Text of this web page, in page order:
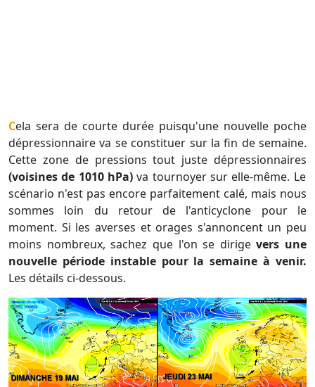
Cela sera de courte durée puisqu'une nouvelle poche
dépressionnaire va se constituer sur la fin de semaine.
Cette zone de pressions tout juste dépressionnaires
(voisines de 1010 hPa) va tournoyer sur elle-même. Le
scénario n'est pas encore parfaitement calé, mais nous
sommes loin du retour de l'anticyclone pour le
moment. Si les averses et orages s'annoncent un peu
moins nombreux, sachez que l'on se dirigevers une
nouvelle période instable pour la semaine à venir.
Les détails ci-dessous.